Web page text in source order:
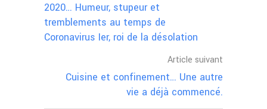
2020… Humeur, stupeur et
tremblements au temps de
Coronavirus Ier, roi de la désolation
Article suivant
Cuisine et confinement… Une autre
vie a déjà commencé.